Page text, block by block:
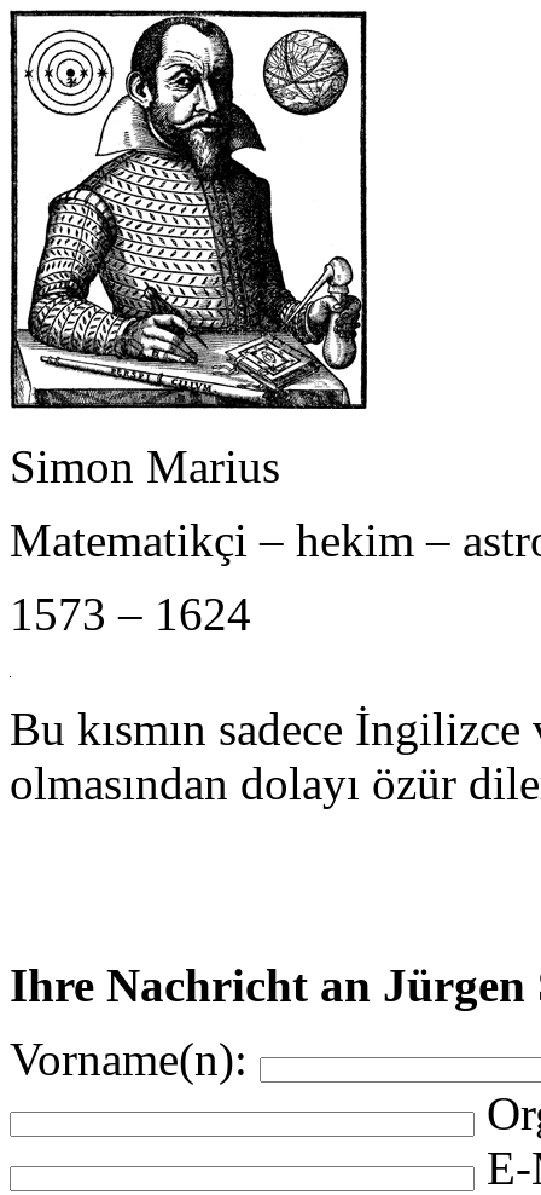
Simon Marius
Matematikçi – hekim –
1573 – 1624
Bu kısmın sadece
olmasından dolayı özür
Ihre Nachricht an
Vorname(n):